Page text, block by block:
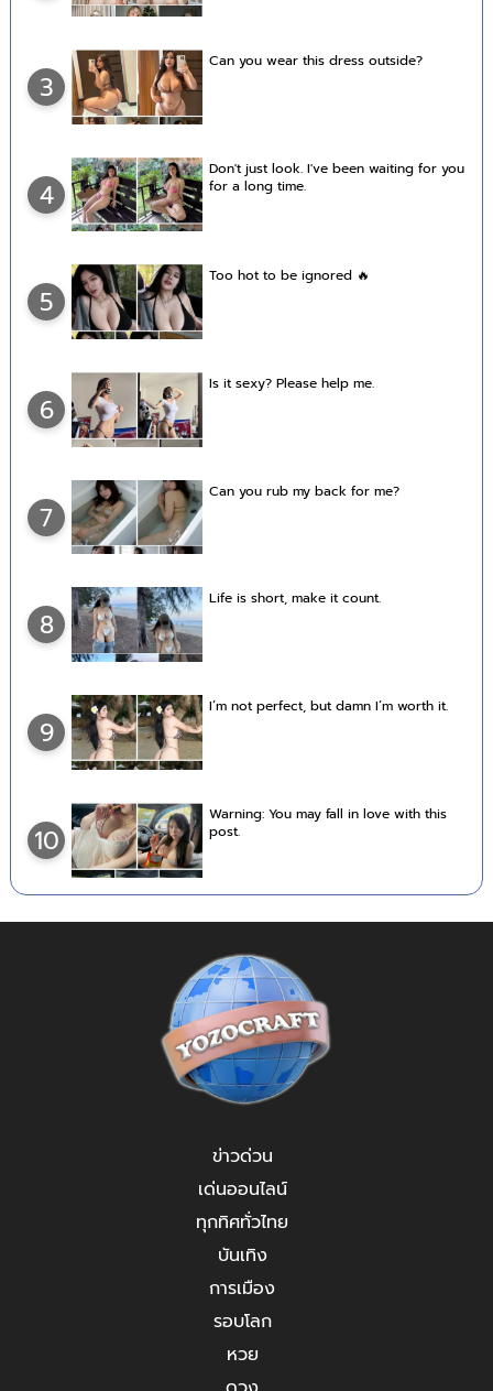
3
Can you wear this dress outside?
4
Don't just look. I've been waiting for you
for a long time.
5
Too hot to be ignored 🔥
6
Is it sexy? Please help me.
7
Can you rub my back for me?
8
Life is short, make it count.
9
I’m not perfect, but damn I’m worth it.
10
Warning: You may fall in love with this
post.
ข่าวด่วน
เด่นออนไลน์
ทุกทิศทั่วไทย
บันเทิง
การเมือง
รอบโลก
หวย